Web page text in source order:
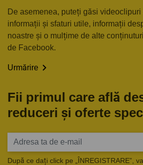
De asemenea, puteți găsi
informații și sfaturi utile, informații
noastre și o mulțime de alte
de Facebook.
Urmărire 
Fii primul care află
reduceri și oferte
După ce dați click pe „ÎNREGISTRARE”,